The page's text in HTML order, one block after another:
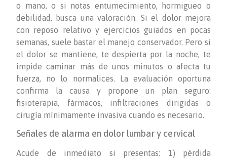
o mano, o si notas entumecimiento, hormigueo o
debilidad, busca una valoración. Si el dolor mejora
con reposo relativo y ejercicios guiados en pocas
semanas, suele bastar el manejo conservador. Pero si
el dolor se mantiene, te despierta por la noche, te
impide caminar más de unos minutos o afecta tu
fuerza, no lo normalices. La evaluación oportuna
confirma la causa y propone un plan seguro:
fisioterapia, fármacos, infiltraciones dirigidas o
cirugía mínimamente invasiva cuando es necesario.
Señales de alarma en dolor lumbar y cervical
Acude de inmediato si presentas: 1) pérdida